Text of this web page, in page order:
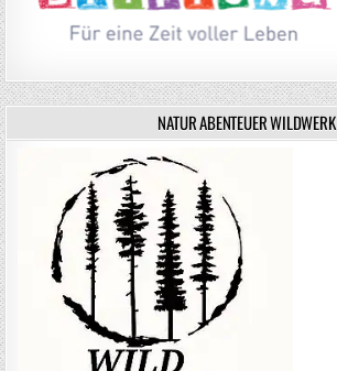
NATUR ABENTEUER WILDWERK